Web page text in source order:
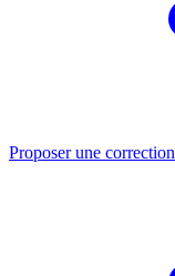
Proposer une correction